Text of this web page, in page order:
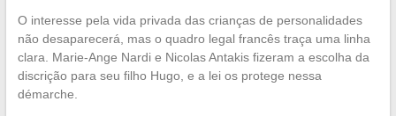
O interesse pela vida privada das crianças de personalidades
não desaparecerá, mas o quadro legal francês traça uma linha
clara. Marie-Ange Nardi e Nicolas Antakis fizeram a escolha da
discrição para seu filho Hugo, e a lei os protege nessa
démarche.